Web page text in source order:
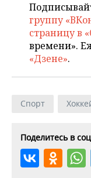
ФИГУРНОЕ
ВОДНЫЕ ВИДЫ
ХОККЕЙ С
МЕДИЦИНА
ОБРАЗОВАНИЕ
ПРОИСШЕСТВИЯ
группу
страницу в
времени».
«Дзене».
Спорт
Поделитесь в